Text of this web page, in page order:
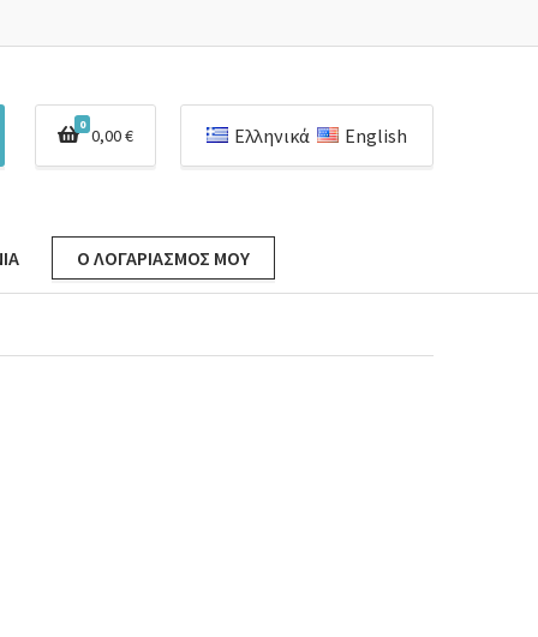
0
0,00€ Ελληνικά English
Ο ΛΟΓΑΡΙΑΣΜΌΣ ΜΟΥ